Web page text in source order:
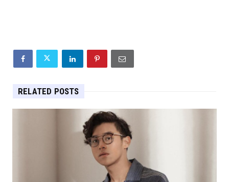
RELATED POSTS